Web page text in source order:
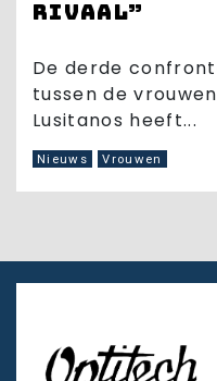
rivaal”
De derde
tussen de
Lusitanos heeft...
Nieuws Vrouwen